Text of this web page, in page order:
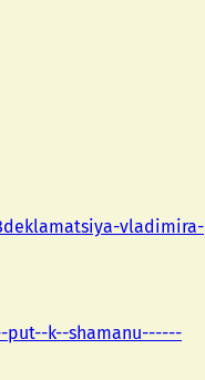
vladimira-
k--shamanu------